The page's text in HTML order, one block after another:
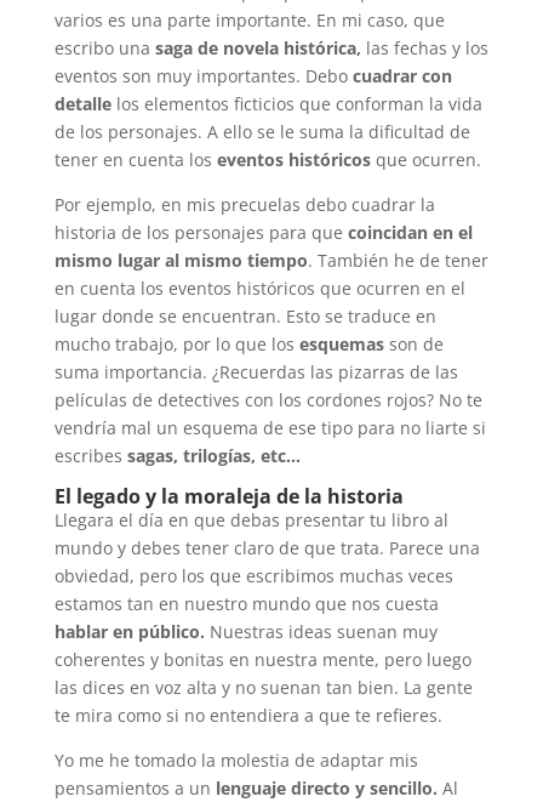
varios es una parte importante. En mi caso, que
escribo una saga de novela histórica, las fechas y los
eventos son muy importantes. Debo cuadrar con
detallelos elementos ficticios que conforman la vida
de los personajes. A ello se le suma la dificultad de
tener en cuenta los eventos históricosque ocurren.
Por ejemplo, en mis precuelas debo cuadrar la
historia de los personajes para que coincidan en el
mismo lugar al mismo tiempo. También he de tener
en cuenta los eventos históricos que ocurren en el
lugar donde se encuentran. Esto se traduce en
mucho trabajo, por lo que los esquemasson de
suma importancia. ¿Recuerdas las pizarras de las
películas de detectives con los cordones rojos? No te
vendría mal un esquema de ese tipo para no liarte si
escribes sagas, trilogías, etc…
El legado y la moraleja de la historia
Llegara el día en que debas presentar tu libro al
mundo y debes tener claro de que trata. Parece una
obviedad, pero los que escribimos muchas veces
estamos tan en nuestro mundo que nos cuesta
hablar en público. Nuestras ideas suenan muy
coherentes y bonitas en nuestra mente, pero luego
las dices en voz alta y no suenan tan bien. La gente
te mira como si no entendiera a que te refieres.
Yo me he tomado la molestia de adaptar mis
pensamientos a un lenguaje directo y sencillo. Al